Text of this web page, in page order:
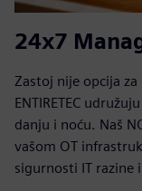
24x7
Zastoj nije opcija
ENTIRETEC
danju i noću. Naš
vašom OT
sigurnosti IT razine